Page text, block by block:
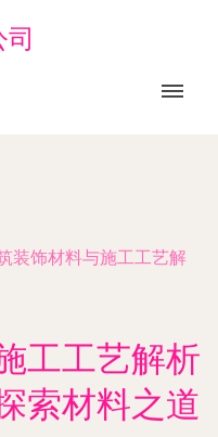
装饰材料与施工工艺解
工工艺解析
索材料之道